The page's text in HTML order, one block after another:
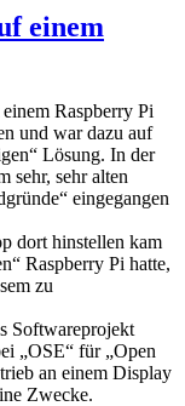
einem
Raspberry Pi
und war dazu auf
Lösung. In der
sehr, sehr alten
eingegangen
dort hinstellen kam
Raspberry Pi hatte,
zu
Softwareprojekt
„OSE“ für „Open
an einem Display
Zwecke.